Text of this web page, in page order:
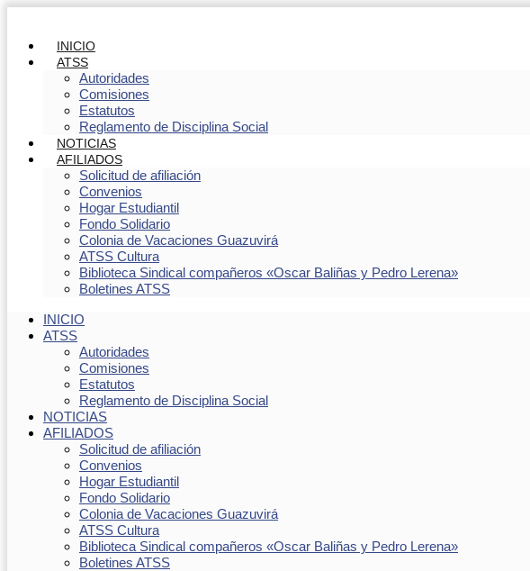
INICIO
ATSS
Autoridades
Comisiones
Estatutos
Reglamento de Disciplina Social
NOTICIAS
AFILIADOS
Solicitud de afiliación
Convenios
Hogar Estudiantil
Fondo Solidario
Colonia de Vacaciones Guazuvirá
ATSS Cultura
Biblioteca Sindical compañeros «Oscar Baliñas y Pedro Lerena»
Boletines ATSS
INICIO
ATSS
Autoridades
Comisiones
Estatutos
Reglamento de Disciplina Social
NOTICIAS
AFILIADOS
Solicitud de afiliación
Convenios
Hogar Estudiantil
Fondo Solidario
Colonia de Vacaciones Guazuvirá
ATSS Cultura
Biblioteca Sindical compañeros «Oscar Baliñas y Pedro Lerena»
Boletines ATSS